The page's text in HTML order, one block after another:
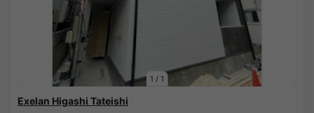
1 / 1
Exelan Higashi Tateishi